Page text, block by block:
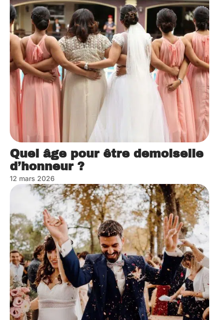
Quel âge pour être demoiselle
d’honneur ?
12 mars 2026